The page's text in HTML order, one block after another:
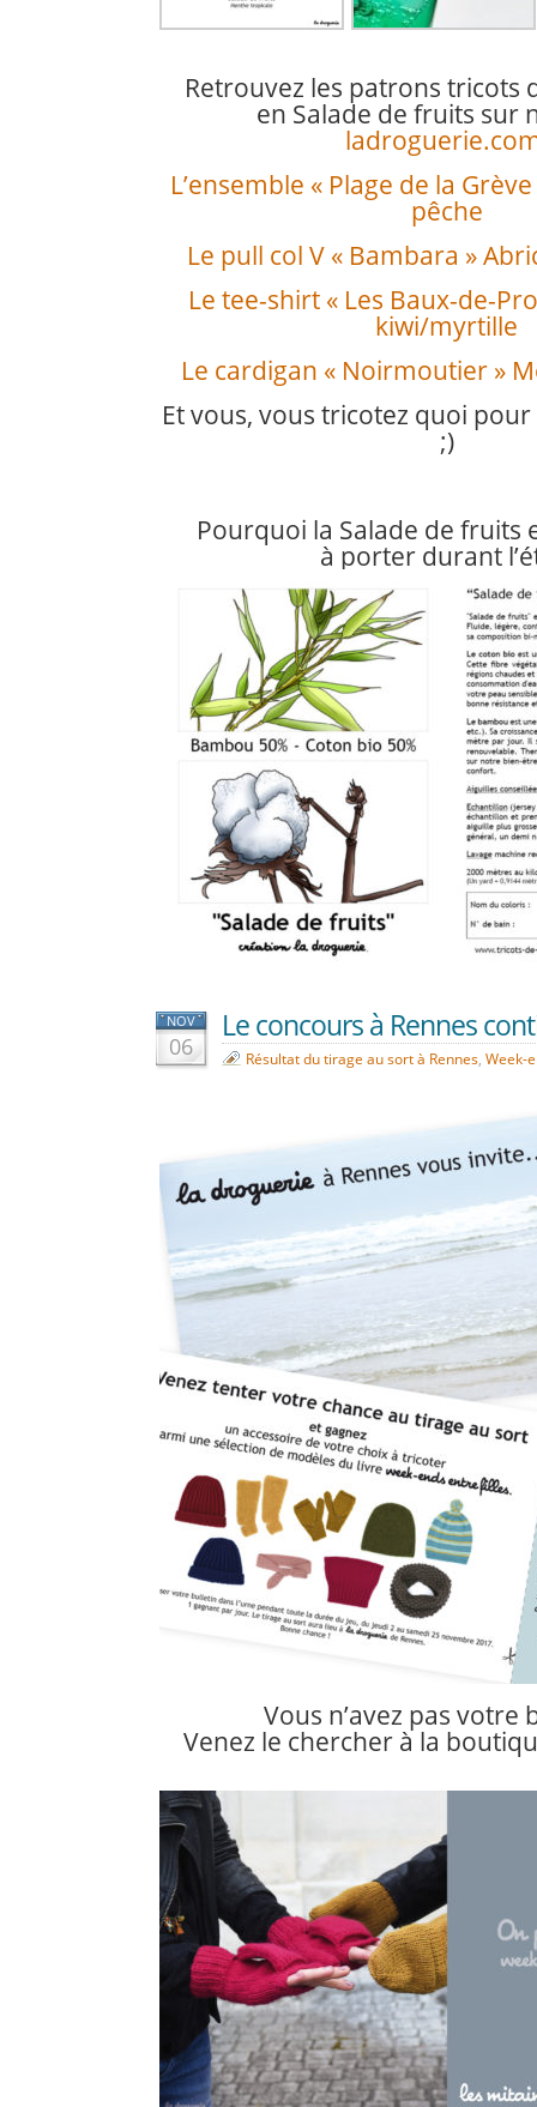
Retrouvez les patrons tricots
en Salade de fruits sur
L’ensemble « Plage de la
pêche
Le pull col V « Bambara »
Le tee-shirt « Les Baux-de-
kiwi/myrtille
Le cardigan « Noirmoutier »
Et vous, vous tricotez quoi
;)
Pourquoi la Salade de fruits
à porter durant
NOV
06
Le concours à Rennes
Résultat du tirage au sort à Rennes, Week-
Vous n’avez pas votre
Venez le chercher à la